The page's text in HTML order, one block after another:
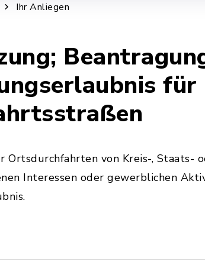
Ihr Anliegen
Ortsdurchfahrten von Kreis-, Staats-
Interessen oder gewerblichen